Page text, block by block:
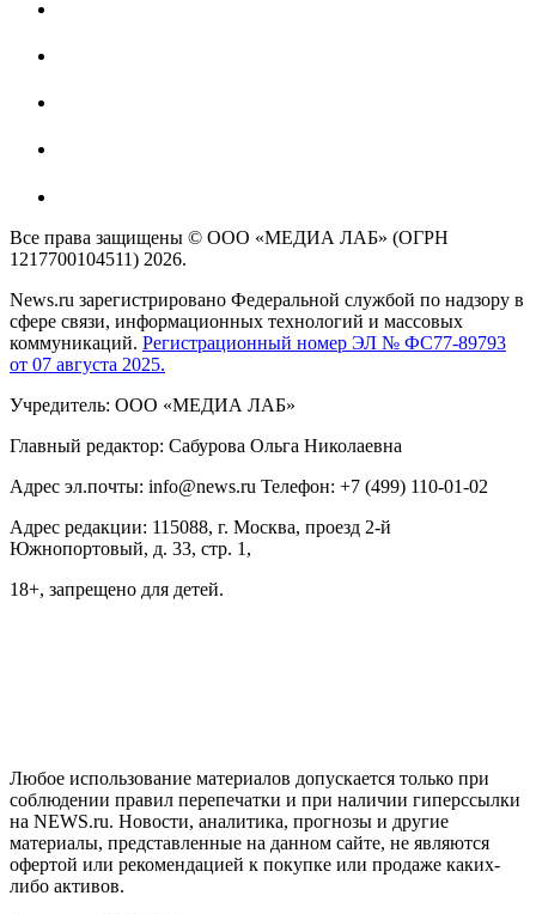
Все права защищены © ООО «МЕДИА ЛАБ» (ОГРН
1217700104511) 2026.
News.ru зарегистрировано Федеральной службой по надзору в
сфере связи, информационных технологий и массовых
коммуникаций. Регистрационный номер ЭЛ № ФС77-89793
от 07 августа 2025.
Учредитель: ООО «МЕДИА ЛАБ»
Главный редактор: Сабурова Ольга Николаевна
Адрес эл.почты: info@news.ru Телефон: +7 (499) 110-01-02
Адрес редакции: 115088, г. Москва, проезд 2-й
Южнопортовый, д. 33, стр. 1,
18+, запрещено для детей.
Любое использование материалов допускается только при
соблюдении правил перепечатки и при наличии гиперссылки
на NEWS.ru. Новости, аналитика, прогнозы и другие
материалы, представленные на данном сайте, не являются
офертой или рекомендацией к покупке или продаже каких-
либо активов.